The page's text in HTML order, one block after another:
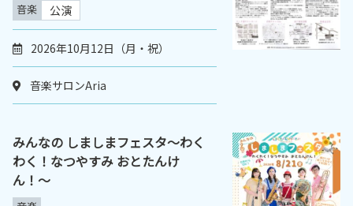
音楽 公演
2026年10月12日（月・祝）
音楽サロンAria
みんなの しましまフェスタ〜わく
わく！なつやすみ おとたんけ
ん！〜